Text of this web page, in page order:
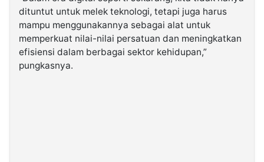
dituntut untuk melek teknologi, tetapi juga harus
mampu menggunakannya sebagai alat untuk
memperkuat nilai-nilai persatuan dan meningkatkan
efisiensi dalam berbagai sektor kehidupan,”
pungkasnya.